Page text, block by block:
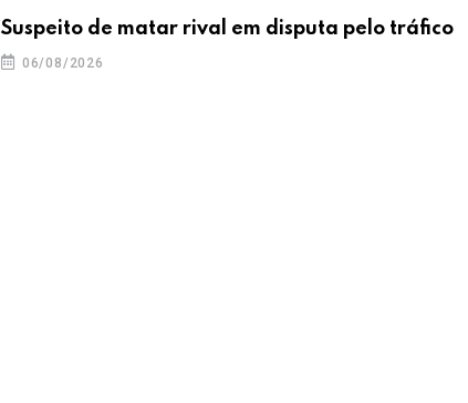
Suspeito de matar rival em disputa pelo tráfico
06/08/2026